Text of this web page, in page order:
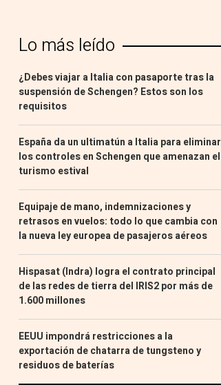
Lo más leído
¿Debes viajar a Italia con pasaporte tras la
suspensión de Schengen? Estos son los
requisitos
España da un ultimatún a Italia para eliminar
los controles en Schengen que amenazan el
turismo estival
Equipaje de mano, indemnizaciones y
retrasos en vuelos: todo lo que cambia con
la nueva ley europea de pasajeros aéreos
Hispasat (Indra) logra el contrato principal
de las redes de tierra del IRIS2 por más de
1.600 millones
EEUU impondrá restricciones a la
exportación de chatarra de tungsteno y
residuos de baterías